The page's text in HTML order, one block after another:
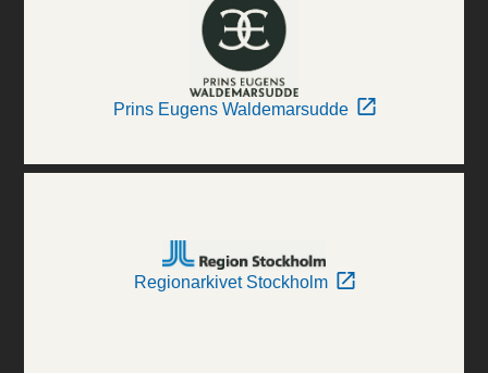
Prins Eugens Waldemarsudde
Regionarkivet Stockholm